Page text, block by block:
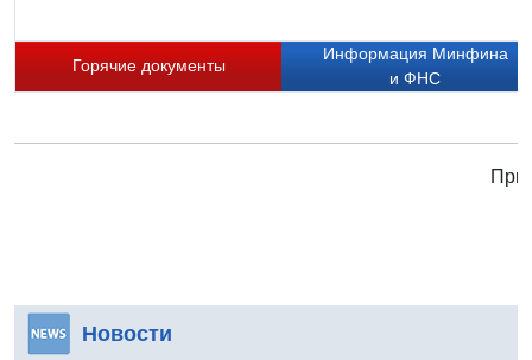
Горячие документы
Информация Минфина
и ФНС
Новости